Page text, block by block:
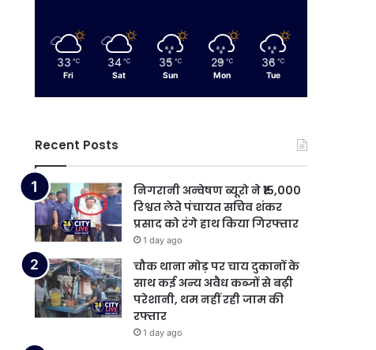
33 ℃
Fri
34 ℃
Sat
35 ℃
Sun
29 ℃
Mon
36 ℃
Tue
Recent Posts
निगरानी अन्वेषण ब्यूरो ने ₹15,000
रिश्वत लेते पंचायत सचिव शंकर
प्रसाद को रंगे हाथ किया गिरफ्तार
1 day ago
चौक थाना मोड़ पर चाय दुकानों के
साथ कई अन्य अवैध कब्जों से बढ़ी
परेशानी, थम नहीं रही जाम की
रफ्तार
1 day ago